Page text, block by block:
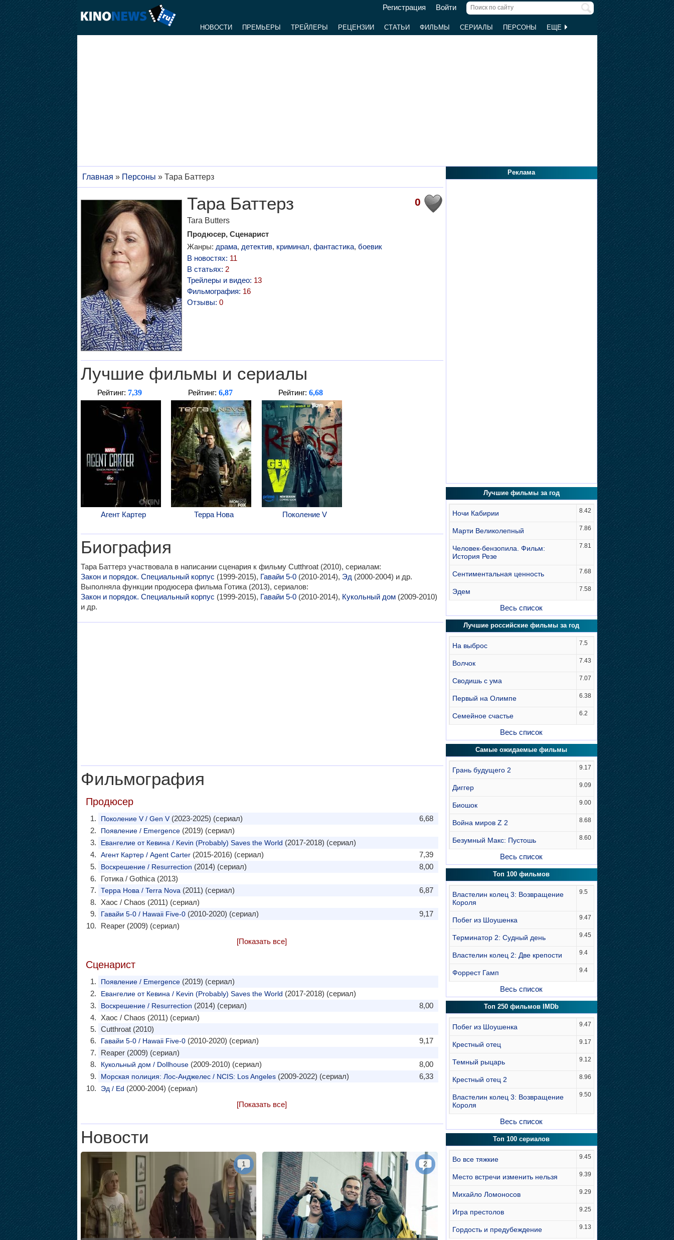
Регистрация Войти
НОВОСТИ ПРЕМЬЕРЫ ТРЕЙЛЕРЫ РЕЦЕНЗИИ СТАТЬИ ФИЛЬМЫ СЕРИАЛЫ ПЕРСОНЫ ЕЩЕ
Главная » Персоны » Тара Баттерз
0
Тара Баттерз
Tara Butters
Продюсер, Сценарист
Жанры: драма, детектив, криминал, фантастика, боевик
В новостях: 11
В статьях: 2
Трейлеры и видео: 13
Фильмография: 16
Отзывы: 0
Лучшие фильмы и сериалы
Рейтинг: 7,39
Агент Картер
Рейтинг: 6,87
Терра Нова
Рейтинг:6,68
Поколение V
Биография
Тара Баттерз участвовала в написании сценария к фильму Cutthroat (2010), сериалам:
Закон и порядок. Специальный корпус (1999-2015), Гавайи 5-0(2010-2014), Эд (2000-2004) и др.
Выполняла функции продюсера фильма Готика (2013), сериалов:
Закон и порядок. Специальный корпус (1999-2015), Гавайи 5-0(2010-2014), Кукольный дом(2009-2010)
и др.
Фильмография
Продюсер
6,68
Поколение V / Gen V(2023-2025) (сериал)
Появление / Emergence(2019) (сериал)
Евангелие от Кевина / Kevin (Probably) Saves the World (2017-2018) (сериал)
7,39
Агент Картер / Agent Carter(2015-2016) (сериал)
8,00
Воскрешение / Resurrection (2014) (сериал)
Готика / Gothica (2013)
6,87
Терра Нова / Terra Nova (2011) (сериал)
Хаос / Chaos (2011) (сериал)
9,17
Гавайи 5-0 / Hawaii Five-0(2010-2020) (сериал)
Reaper (2009) (сериал)
[Показать все]
Сценарист
Появление / Emergence(2019) (сериал)
Евангелие от Кевина / Kevin (Probably) Saves the World (2017-2018) (сериал)
8,00
Воскрешение / Resurrection (2014) (сериал)
Хаос / Chaos (2011) (сериал)
Cutthroat (2010)
9,17
Гавайи 5-0 / Hawaii Five-0(2010-2020) (сериал)
Reaper (2009) (сериал)
8,00
Кукольный дом / Dollhouse(2009-2010) (сериал)
6,33
Морская полиция: Лос-Анджелес / NCIS: Los Angeles(2009-2022) (сериал)
Эд / Ed (2000-2004) (сериал)
[Показать все]
Новости
1 2
Реклама
Лучшие фильмы за год
Ночи Кабирии 8.42
Марти Великолепный 7.86
Человек-бензопила. Фильм:
История Резе
7.81
Сентиментальная ценность 7.68
Эдем 7.58
Весь список
Лучшие российские фильмы за год
На выброс 7.5
Волчок 7.43
Сводишь с ума 7.07
Первый на Олимпе 6.38
Семейное счастье 6.2
Весь список
Самые ожидаемые фильмы
Грань будущего 2 9.17
Диггер 9.09
Биошок 9.00
Война миров Z 2 8.68
Безумный Макс: Пустошь 8.60
Весь список
Топ 100 фильмов
Властелин колец 3: Возвращение
Короля
9.5
Побег из Шоушенка 9.47
Терминатор 2: Судный день 9.45
Властелин колец 2: Две крепости 9.4
Форрест Гамп 9.4
Весь список
Топ 250 фильмов IMDb
Побег из Шоушенка 9.47
Крестный отец 9.17
Темный рыцарь 9.12
Крестный отец 2 8.96
Властелин колец 3: Возвращение
Короля
9.50
Весь список
Топ 100 сериалов
Во все тяжкие 9.45
Место встречи изменить нельзя 9.39
Михайло Ломоносов 9.29
Игра престолов 9.25
Гордость и предубеждение 9.13